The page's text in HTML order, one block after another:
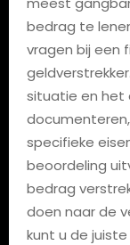
bedrag te
vragen bij een
situatie en het
specifieke
beoordeling
bedrag
doen naar de
kunt u de